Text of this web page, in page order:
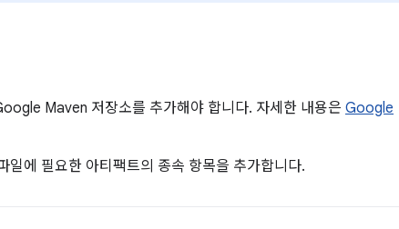
Maven 저장소를 추가해야 합니다. 자세한 내용은 Google
일에 필요한 아티팩트의 종속 항목을 추가합니다.